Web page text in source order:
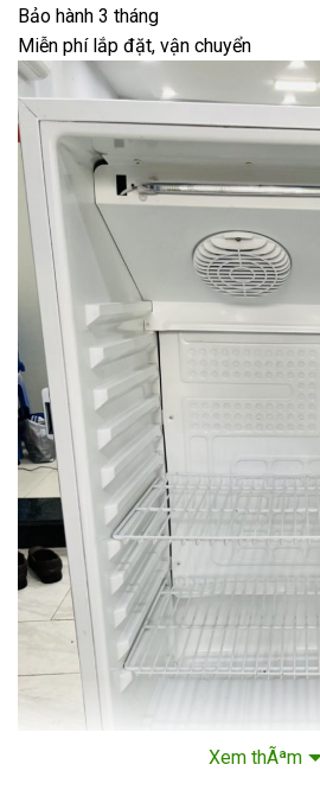
Bảo hành 3 tháng
Miễn phí lắp đặt, vận chuyển
Xem thÃªm